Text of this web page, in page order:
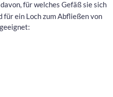
für welches Gefäß sie sich
für ein Loch zum Abfließen von